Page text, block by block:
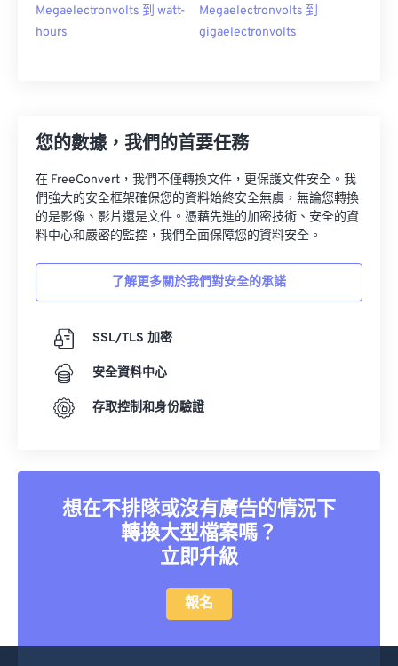
Megaelectronvolts 到 watt-
hours
Megaelectronvolts 到
gigaelectronvolts
您的數據，我們的首要任務
在 FreeConvert，我們不僅轉換文件，更保護文件安全。我
們強大的安全框架確保您的資料始終安全無虞，無論您轉換
的是影像、影片還是文件。憑藉先進的加密技術、安全的資
料中心和嚴密的監控，我們全面保障您的資料安全。
了解更多關於我們對安全的承諾
SSL/TLS 加密
安全資料中心
存取控制和身份驗證
想在不排隊或沒有廣告的情況下
轉換大型檔案嗎？
立即升級
報名